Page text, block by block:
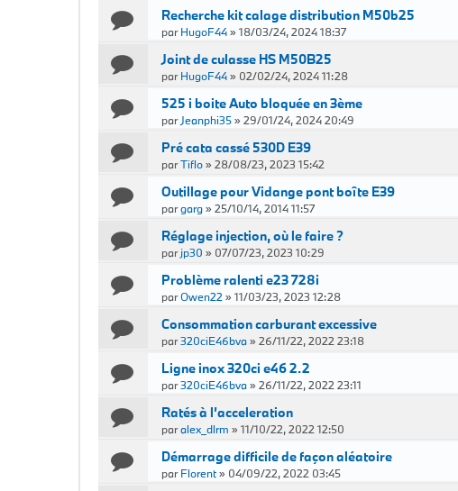
Recherche kit calage distribution M50b25
parHugoF44»18/03/24, 2024 18:37
Joint de culasse HS M50B25
parHugoF44» 02/02/24, 2024 11:28
525 i boite Auto bloquée en 3ème
par Jeanphi35»29/01/24, 2024 20:49
Pré cata cassé 530D E39
parTiflo» 28/08/23, 2023 15:42
Outillage pour Vidange pont boîte E39
pargarg»25/10/14, 2014 11:57
Réglage injection, où le faire ?
parjp30 » 07/07/23, 2023 10:29
Problème ralenti e23 728i
parOwen22 »11/03/23, 2023 12:28
Consommation carburant excessive
par320ciE46bva» 26/11/22, 2022 23:18
Ligne inox 320ci e46 2.2
par320ciE46bva»26/11/22, 2022 23:11
Ratés à l’acceleration
paralex_dlrm » 11/10/22, 2022 12:50
Démarrage difficile de façon aléatoire
parFlorent» 04/09/22, 2022 03:45